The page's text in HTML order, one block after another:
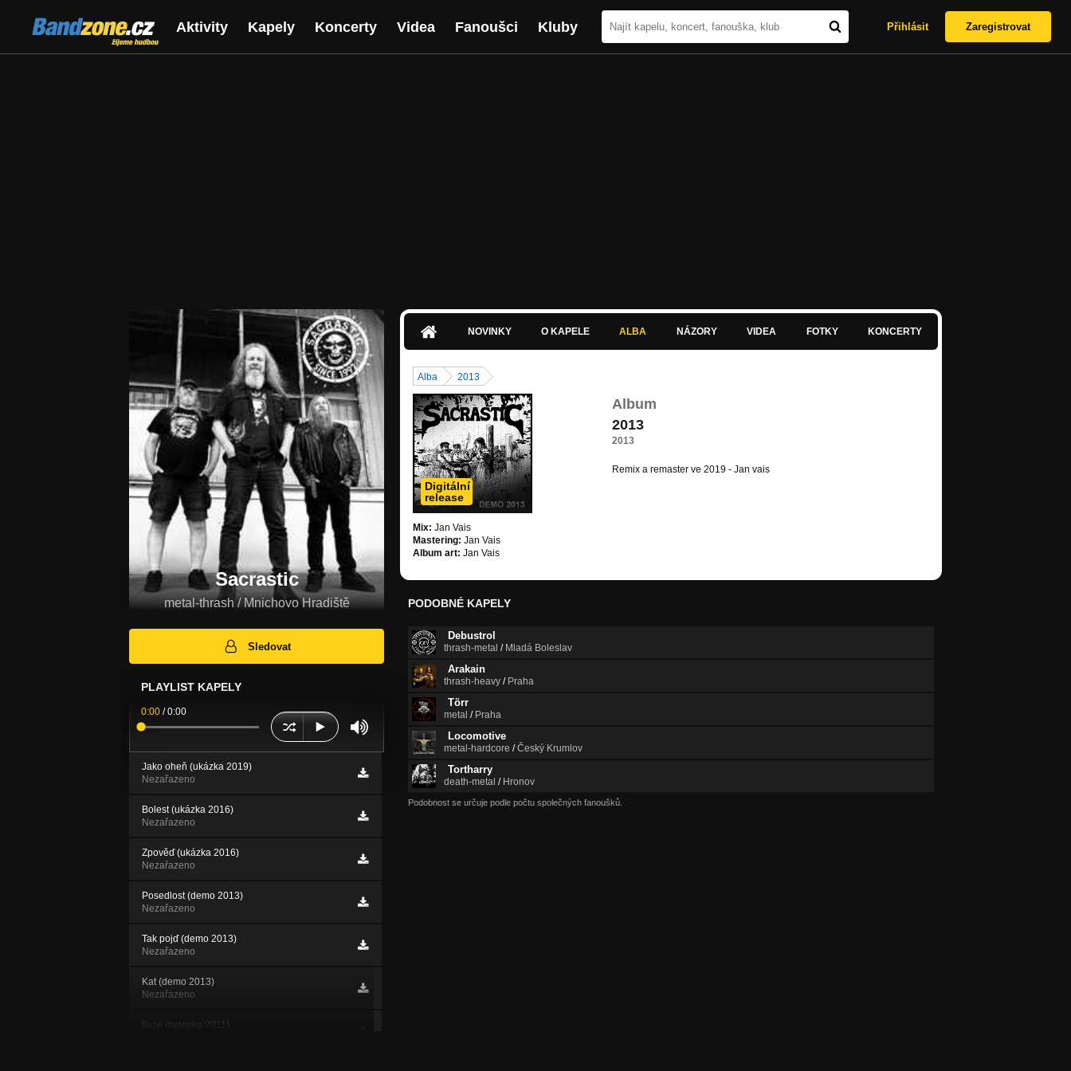
Bandzone.cz
žijeme hudbou
Aktivity Kapely Koncerty Videa Fanoušci Kluby Přihlásit Zaregistrovat
Sacrastic
metal-thrash / Mnichovo Hradiště
Sledovat
PLAYLIST KAPELY
0:00 /0:00
Jako oheň (ukázka 2019)
Nezařazeno
Bolest (ukázka 2016)
Nezařazeno
Zpověď (ukázka 2016)
Nezařazeno
Posedlost (demo 2013)
Nezařazeno
Tak pojď (demo 2013)
Nezařazeno
Kat (demo 2013)
Nezařazeno
Iluze (novinka 2011)
NOVINKY O KAPELE ALBA NÁZORY VIDEA FOTKY KONCERTY
Alba 2013
Digitální
release
Mix: Jan Vais
Mastering: Jan Vais
Album art: Jan Vais
Album
2013
2013
Remix a remaster ve 2019 - Jan vais
PODOBNÉ KAPELY
Debustrol
thrash-metal / Mladá Boleslav
Arakain
thrash-heavy / Praha
Törr
metal / Praha
Locomotive
metal-hardcore /Český Krumlov
Tortharry
death-metal / Hronov
Podobnost se určuje podle počtu společných fanoušků.